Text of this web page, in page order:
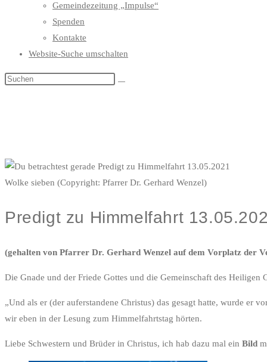
Gemeindezeitung „Impulse“
Spenden
Kontakte
Website-Suche umschalten
Wolke sieben (Copyright: Pfarrer Dr. Gerhard Wenzel)
Predigt zu Himmelfahrt
(gehalten von Pfarrer Dr. Gerhard Wenzel auf dem Vorplatz der
Die Gnade und der Friede Gottes und die Gemeinschaft des Heiligen
„Und als er (der auferstandene Christus) das gesagt hatte, wurde er
wir eben in der Lesung zum Himmelfahrtstag hörten.
Liebe Schwestern und Brüder in Christus, ich hab dazu mal ein Bild